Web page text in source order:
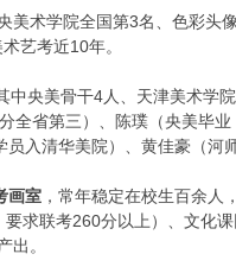
美术学院全国第3名、色彩头
艺考近10年。
中央美骨干4人、天津美术学
全省第三）、陈璞（央美毕
入清华美院）、黄佳豪（河
画室 ，常年稳定在校生百余
求联考260分以上）、文化
出。